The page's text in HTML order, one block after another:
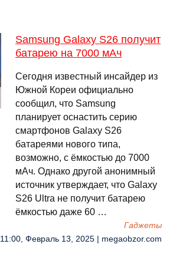
Samsung Galaxy S26 получит
батарею на 7000 мАч
Сегодня известный инсайдер из
Южной Кореи официально
сообщил, что Samsung
планирует оснастить серию
смартфонов Galaxy S26
батареями нового типа,
возможно, с ёмкостью до 7000
мАч. Однако другой анонимный
источник утверждает, что Galaxy
S26 Ultra не получит батарею
ёмкостью даже 60 …
Гаджеты
11:00, Февраль 13, 2025 | megaobzor.com